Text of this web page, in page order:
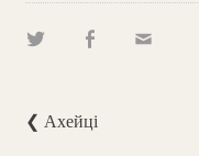
❮ Ахейці